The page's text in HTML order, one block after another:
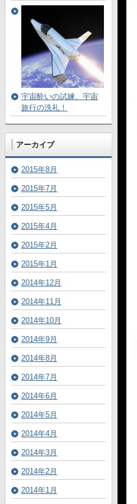
宇宙酔いの試練、宇宙
旅行の洗礼！
アーカイブ
2015年8月
2015年7月
2015年5月
2015年4月
2015年2月
2015年1月
2014年12月
2014年11月
2014年10月
2014年9月
2014年8月
2014年7月
2014年6月
2014年5月
2014年4月
2014年3月
2014年2月
2014年1月